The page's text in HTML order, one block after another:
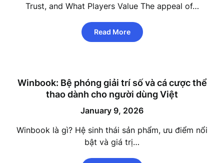
Trust, and What Players Value The appeal of…
Read More
Winbook: Bệ phóng giải trí số và cá cược thể
thao dành cho người dùng Việt
January 9, 2026
Winbook là gì? Hệ sinh thái sản phẩm, ưu điểm nổi
bật và giá trị…